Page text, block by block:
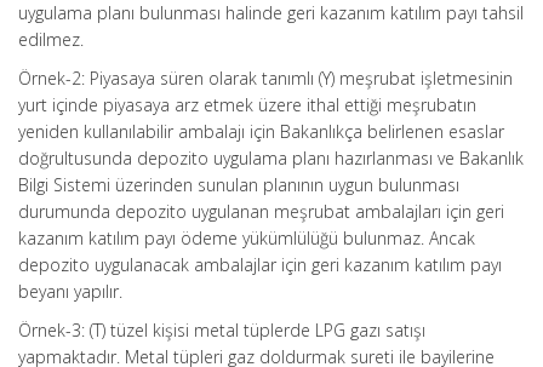
uygulama planı bulunması halinde geri kazanım katılım payı tahsil
edilmez.
Örnek-2: Piyasaya süren olarak tanımlı (Y) meşrubat işletmesinin
yurt içinde piyasaya arz etmek üzere ithal ettiği meşrubatın
yeniden kullanılabilir ambalajı için Bakanlıkça belirlenen esaslar
doğrultusunda depozito uygulama planı hazırlanması ve Bakanlık
Bilgi Sistemi üzerinden sunulan planının uygun bulunması
durumunda depozito uygulanan meşrubat ambalajları için geri
kazanım katılım payı ödeme yükümlülüğü bulunmaz. Ancak
depozito uygulanacak ambalajlar için geri kazanım katılım payı
beyanı yapılır.
Örnek-3: (T) tüzel kişisi metal tüplerde LPG gazı satışı
yapmaktadır. Metal tüpleri gaz doldurmak sureti ile bayilerine